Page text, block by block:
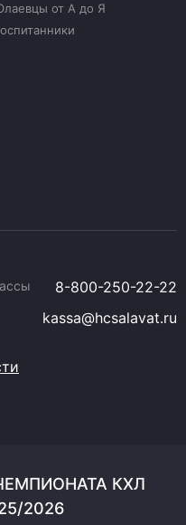
от А до Я
8-800-250-22-22
kassa@hcsalavat.ru
КХЛ
2026